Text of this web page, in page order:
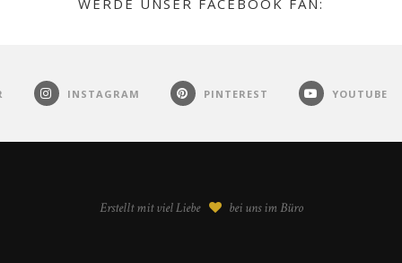
INSTAGRAM PINTEREST YOUTUBE
Erstellt mit viel Liebe bei uns im Büro